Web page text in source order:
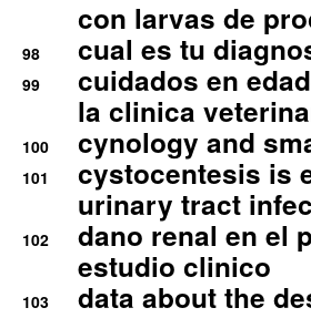
con larvas de
98 cual es tu
99
cuidados en
la clinica
100 cynology and
101
cystocentesis is
urinary tract
102
dano renal en el
estudio clinico
103 data about the